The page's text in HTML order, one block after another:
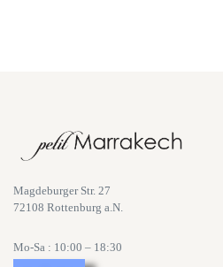
Magdeburger Str. 27
72108 Rottenburg a.N.
Mo-Sa : 10:00 – 18:30